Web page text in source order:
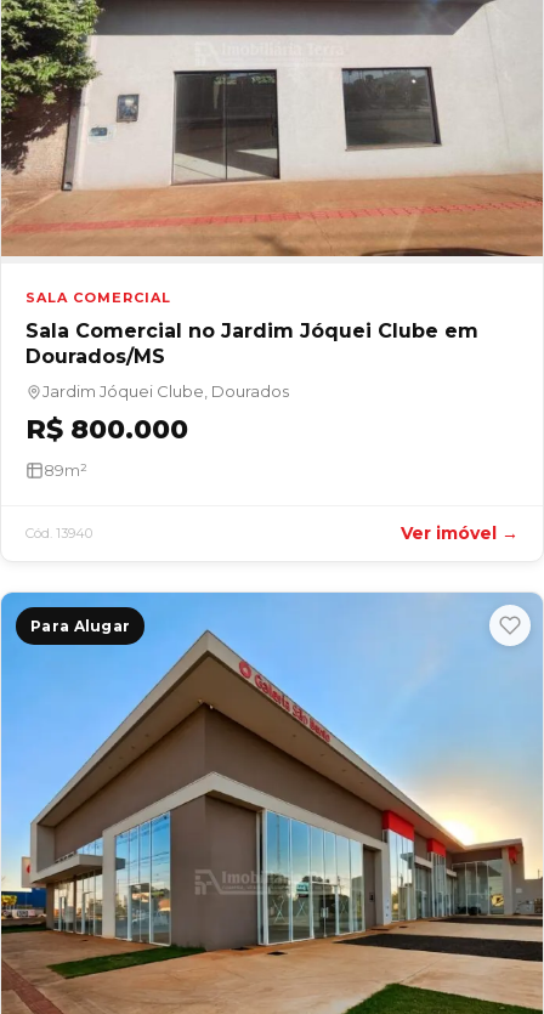
SALA COMERCIAL
Sala Comercial no Jardim Jóquei Clube em
Dourados/MS
Jardim Jóquei Clube, Dourados
R$ 800.000
89m²
Cód. 13940 Ver imóvel →
Para Alugar